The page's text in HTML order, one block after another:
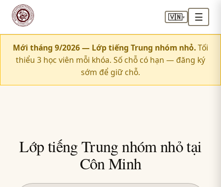
🇻🇳▾ ☰
Mới tháng 9/2026 — Lớp tiếng Trung nhóm nhỏ.Tối
thiểu 3 học viên mỗi khóa. Số chỗ có hạn — đăng ký
sớm để giữ chỗ.
Lớp tiếng Trung nhóm nhỏ tại
Côn Minh